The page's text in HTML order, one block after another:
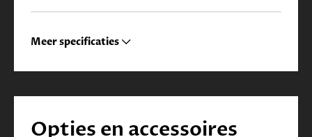
Meer specificaties
Opties en accessoires